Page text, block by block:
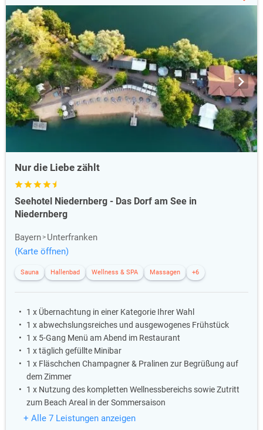
Nur die Liebe zählt
Seehotel Niedernberg - Das Dorf am See in
Niedernberg
Bayern
Unterfranken
(Karte öffnen)
Sauna Hallenbad Wellness & SPA Massagen +6
1 x Übernachtung in einer Kategorie Ihrer Wahl
1 x abwechslungsreiches und ausgewogenes Frühstück
1 x 5-Gang Menü am Abend im Restaurant
1 x täglich gefüllte Minibar
1 x Fläschchen Champagner & Pralinen zur Begrüßung auf
dem Zimmer
1 x Nutzung des kompletten Wellnessbereichs sowie Zutritt
zum Beach Areal in der Sommersaison
+ Alle 7 Leistungen anzeigen